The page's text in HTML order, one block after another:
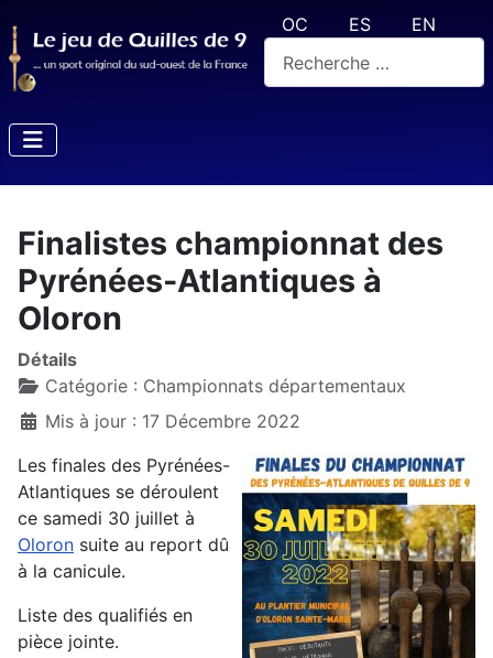
Sélectionnez votre langue
OC ES
EN
Finalistes championnat des
Pyrénées-Atlantiques à
Oloron
Détails
Catégorie : Championnats départementaux
Mis à jour : 17 Décembre 2022
Les finales des Pyrénées-
Atlantiques se déroulent
ce samedi 30 juillet à
Oloron suite au report dû
à la canicule.
Liste des qualifiés en
pièce jointe.